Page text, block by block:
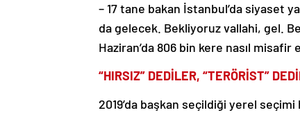
– 17 tane bakan İstanbul’da siyaset
da gelecek. Bekliyoruz vallahi, gel.
Haziran’da 806 bin kere nasıl
“HIRSIZ” DEDİLER, “TERÖRİST”
2019’da başkan seçildiği yerel